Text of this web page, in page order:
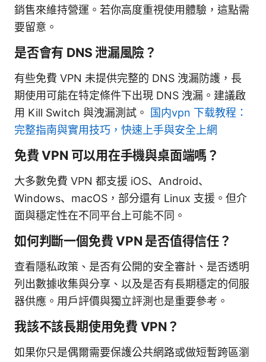
銷售來維持營運。若你高度重視使用體驗，這點需
要留意。
是否會有 DNS 泄漏風險？
有些免費 VPN 未提供完整的 DNS 洩漏防護，長
期使用可能在特定條件下出現 DNS 洩漏。建議啟
用 Kill Switch 與洩漏測試。
国内vpn 下载教程：
完整指南與實用技巧，快速上手與安全上網
免費 VPN 可以用在手機與桌面端嗎？
大多數免費 VPN 都支援 iOS、Android、
Windows、macOS，部分還有 Linux 支援。但介
面與穩定性在不同平台上可能不同。
如何判斷一個免費 VPN 是否值得信任？
查看隱私政策、是否有公開的安全審計、是否透明
列出數據收集與分享、以及是否有長期穩定的伺服
器供應。用戶評價與獨立評測也是重要參考。
我該不該長期使用免費 VPN？
如果你只是偶爾需要保護公共網路或做短暫跨區瀏